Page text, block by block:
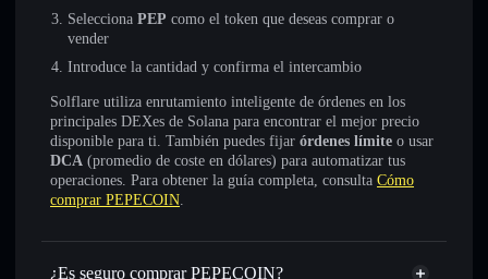
Selecciona PEP como el token que deseas comprar o
vender
Introduce la cantidad y confirma el intercambio
Solflare utiliza enrutamiento inteligente de órdenes en los
principales DEXes de Solana para encontrar el mejor precio
disponible para ti. También puedes fijar órdenes límite o usar
DCA (promedio de coste en dólares) para automatizar tus
operaciones. Para obtener la guía completa, consulta Cómo
comprar PEPECOIN.
¿Es seguro comprar PEPECOIN?